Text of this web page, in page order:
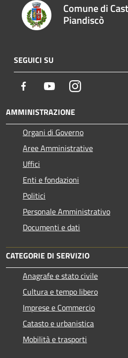
Comune di
Piandiscò
SEGUICI SU
Facebook YoutubeInstagram
AMMINISTRAZIONE
Organi di Governo
Aree Amministrative
Uffici
Enti e fondazioni
Politici
Personale Amministrativo
Documenti e dati
CATEGORIE DI SERVIZIO
Anagrafe e stato civile
Cultura e tempo libero
Imprese e Commercio
Catasto e urbanistica
Mobilità e trasporti